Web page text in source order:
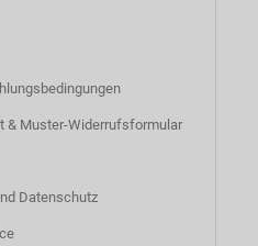
& Muster-Widerrufsformular
Datenschutz